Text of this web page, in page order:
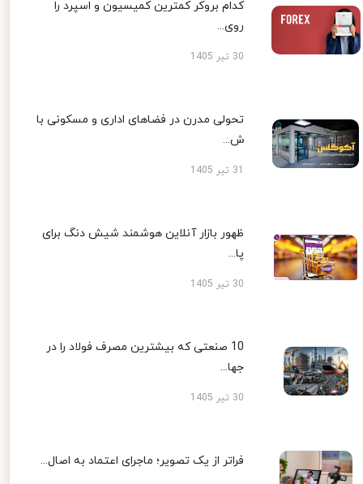
کدام بروکر کمترین کمیسیون و اسپرد را
روی...
30 تیر 1405
تحولی مدرن در فضاهای اداری و مسکونی با
ش...
ظهور بازار آنلاین هوشمند شیش دنگ برای
پا...
30 تیر 1405
10 صنعتی که بیشترین مصرف فولاد را در
جها...
30 تیر 1405
فراتر از یک تصویر؛ ماجرای اعتماد به اصال...